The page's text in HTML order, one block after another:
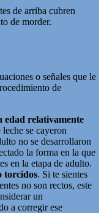
de arriba cubren
de morder.
o señales que le
de
edad relativamente
se cayeron
no se desarrollaron
la forma en la que
en la etapa de adulto.
torcidos. Si te sientes
no son rectos, este
un
a corregir ese